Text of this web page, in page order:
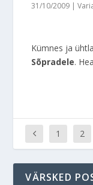
31/10/2009 |
Kümnes ja
Sõpradele.
1 2
VÄRSKED